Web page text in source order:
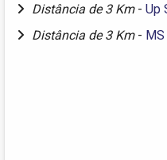
Distância de 3 Km - Up
Distância de 3 Km -